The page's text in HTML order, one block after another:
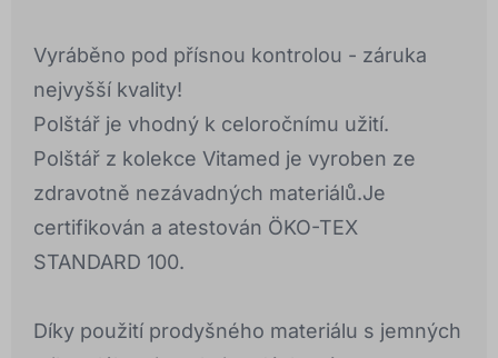
Vyráběno pod přísnou kontrolou - záruka
nejvyšší kvality!
Polštář je vhodný k celoročnímu užití.
Polštář z kolekce Vitamed je vyroben ze
zdravotně nezávadných materiálů.Je
certifikován a atestován ÖKO-TEX
STANDARD 100.
Díky použití prodyšného materiálu s jemných